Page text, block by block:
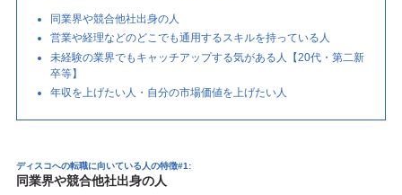
同業界や競合他社出身の人
営業や経理などのどこでも通用するスキルを持っている人
未経験の業界でもキャッチアップする気がある人【20代・第二新
卒等】
年収を上げたい人・自分の市場価値を上げたい人
ディスコへの転職に向いている人の特徴#1:
同業界や競合他社出身の人